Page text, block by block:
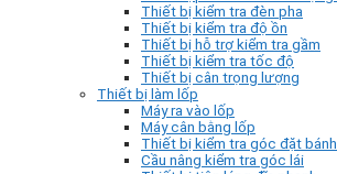
Thiết bị kiểm tra đèn pha
Thiết bị kiểm tra độ ồn
Thiết bị hỗ trợ kiểm tra gầm
Thiết bị kiểm tra tốc độ
Thiết bị cân trọng lượng
Thiết bị làm lốp
Máy ra vào lốp
Máy cân bằng lốp
Thiết bị kiểm tra góc đặt
Cầu nâng kiểm tra góc lái